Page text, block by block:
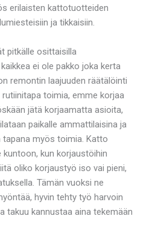
erilaisten kattotuotteiden
ja tikkaisiin.
pitkälle osittaisilla
ei ole pakko joka kerta
remontin laajuuden räätälöinti
toimia, emme korjaa
jätä korjaamatta asioita,
paikalle ammattilaisina ja
myös toimia. Katto
kun korjaustöihin
oliko korjaustyö iso vai pieni,
Tämän vuoksi ne
hyvin tehty työ harvoin
takuu kannustaa aina tekemään